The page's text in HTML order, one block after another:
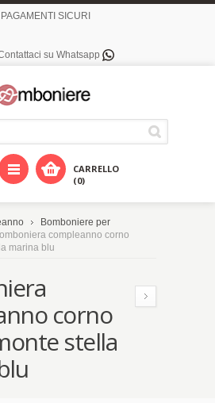
PAGAMENTI SICURI
su Whatsapp
CARRELLO
(0)
Bomboniere per
compleanno corno
marina blu
corno
stella